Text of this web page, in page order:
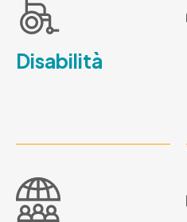
Disabilità